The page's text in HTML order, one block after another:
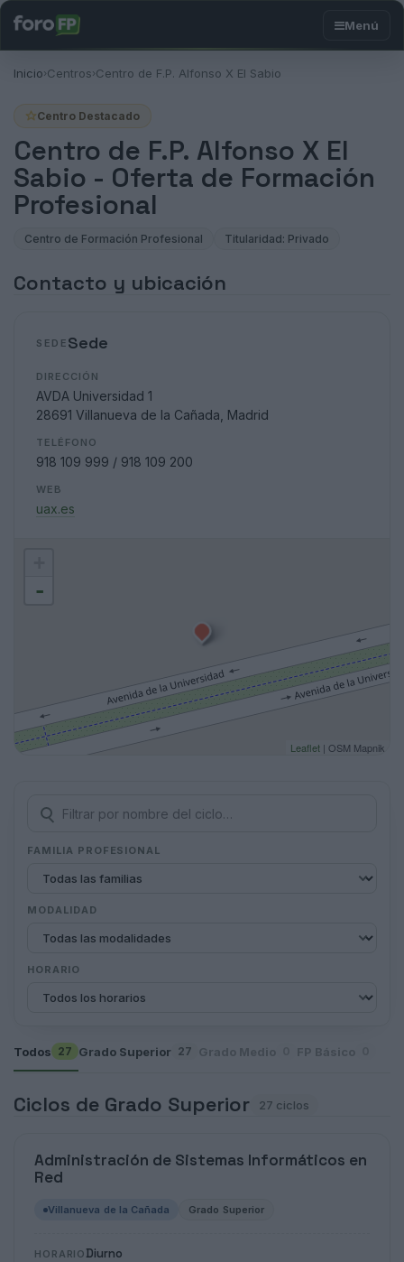
Inicio›Centros›Centro de F.P. Alfonso X El Sabio
Centro Destacado
Centro de F.P. Alfonso X El
Sabio - Oferta de Formación
Profesional
Centro de Formación Profesional Titularidad: Privado
Contacto y ubicación
SEDE Sede
DIRECCIÓN
AVDA Universidad 1
28691 Villanueva de la Cañada, Madrid
TELÉFONO
918 109 999 / 918 109 200
WEB
uax.es
-
Leaflet | OSM Mapnik
FAMILIA PROFESIONAL
MODALIDAD
HORARIO
Todos 27 Grado Superior 27 Grado Medio FP Básico
Ciclos de Grado Superior 27 ciclos
Administración de Sistemas Informáticos en
Red
Villanueva de la Cañada Grado Superior
HORARIO Diurno